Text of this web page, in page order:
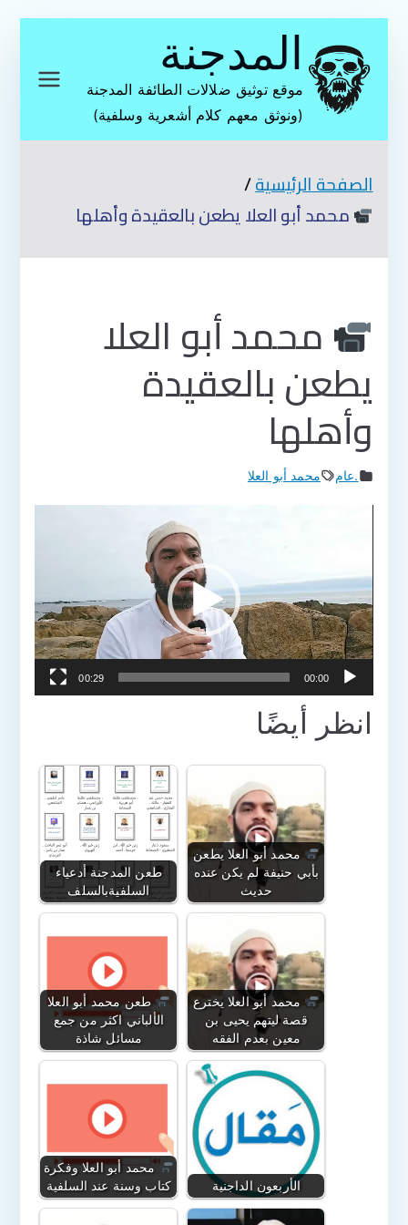
المحتوى
المدجنة
موقع توثيق ضلالات الطائفة المدجنة
(ونوثق معهم كلام أشعرية وسلفية)
الصفحة الرئيسية
محمد أبو العلا يطعن بالعقيدة وأهلها
محمد أبو العلا
يطعن بالعقيدة
وأهلها
.عام محمد أبو العلا
00:00
00:29
انظر أيضًا
طعن المدجنة أدعياء
السلفيةبالسلف
محمد أبو العلا يطعن
بأبي حنيفة لم يكن عنده
حديث
طعن محمد أبو العلا
الألباني اكثر من جمع
مسائل شاذة
محمد أبو العلا يخترع
قصة ليتهم يحيى بن
معين بعدم الفقه
محمد أبو العلا وفكرة
كتاب وسنة عند السلفية
الأربعون الداجنية